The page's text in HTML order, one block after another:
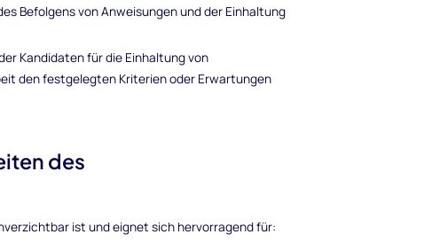
Befolgens von Anweisungen und der Einhaltung
Kandidaten für die Einhaltung von
den festgelegten Kriterien oder Erwartungen
des
ist und eignet sich hervorragend für: